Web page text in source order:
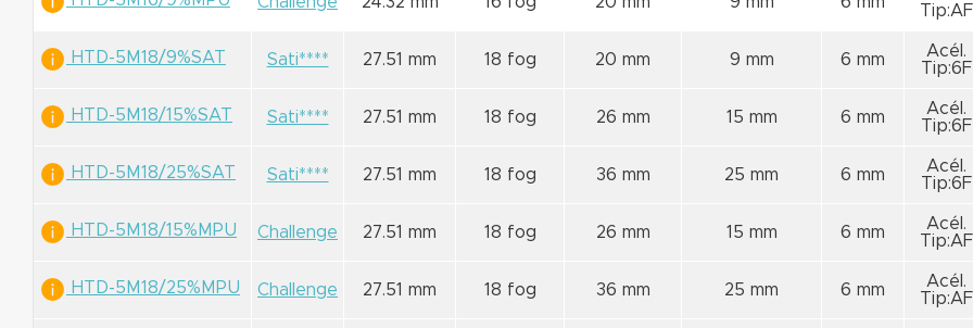
Tip:AF
HTD-5M18/9%SAT Sati**** 27.51 mm 18 fog 20 mm 9 mm 6 mm
Acél.
Tip:6F
HTD-5M18/15%SAT Sati**** 27.51 mm 18 fog 26 mm 15 mm 6 mm
Acél.
Tip:6F
HTD-5M18/25%SAT Sati**** 27.51 mm 18 fog 36 mm 25 mm 6 mm
Acél.
Tip:6F
HTD-5M18/15%MPU Challenge 27.51 mm 18 fog 26 mm 15 mm 6 mm
Acél.
Tip:AF
HTD-5M18/25%MPU Challenge 27.51 mm 18 fog 36 mm 25 mm 6 mm
Acél.
Tip:AF